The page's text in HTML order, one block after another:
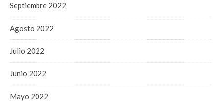
Septiembre 2022
Agosto 2022
Julio 2022
Junio 2022
Mayo 2022